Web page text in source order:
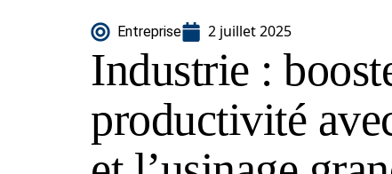
Entreprise 2 juillet 2025
Industrie :
productivité